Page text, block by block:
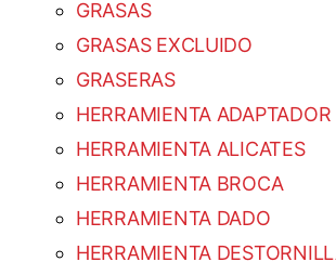
GRASAS
GRASAS EXCLUIDO
GRASERAS
HERRAMIENTA ADAPTADOR
HERRAMIENTA ALICATES
HERRAMIENTA BROCA
HERRAMIENTA DADO
HERRAMIENTA